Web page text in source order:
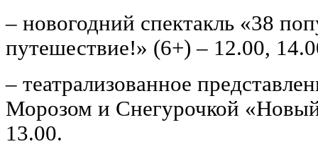
– новогодний спектакль «38
путешествие!» (6+) – 12.00,
– театрализованное
Морозом и Снегурочкой
13.00.